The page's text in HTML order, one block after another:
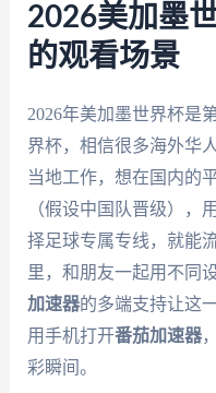
2026美加墨
的观看场景
2026年美加墨世界杯是
界杯，相信很多海外华
当地工作，想在国内的
（假设中国队晋级），用
择足球专属专线，就能
里，和朋友一起用不同
加速器的多端支持让这
用手机打开番茄加速器
彩瞬间。